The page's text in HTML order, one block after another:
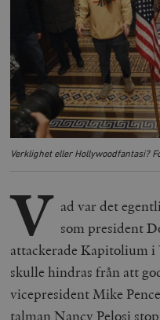
Verklighet eller Hollywoodfantasi?
V ad var det
som president
attackerade Kapitolium
skulle hindras från att
vicepresident Mike
talman Nancy Pelosi